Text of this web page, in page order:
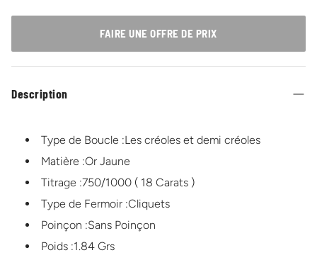
FAIRE UNE OFFRE DE PRIX
Description
Type de Boucle :Les créoles et demi créoles
Matière :Or Jaune
Titrage :750/1000 ( 18 Carats )
Type de Fermoir :Cliquets
Poinçon :Sans Poinçon
Poids :1.84 Grs